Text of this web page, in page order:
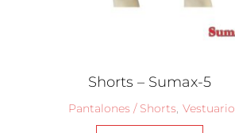
Shorts – Sumax-5
Pantalones / Shorts Vestuario